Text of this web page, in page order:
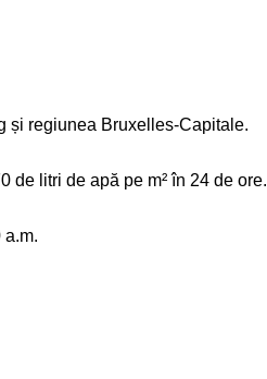
și regiunea Bruxelles-Capitale.
de litri de apă pe m² în 24 de ore.